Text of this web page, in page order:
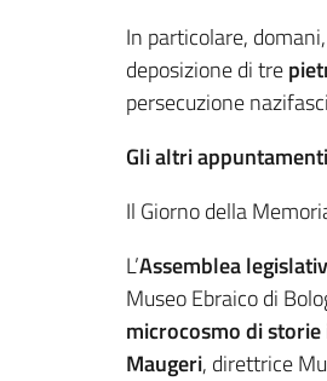
In particolare, domani,
deposizione di tre
persecuzione
Gli altri
Il Giorno della
L’Assemblea
Museo Ebraico di
microcosmo di
Maugeri, direttrice